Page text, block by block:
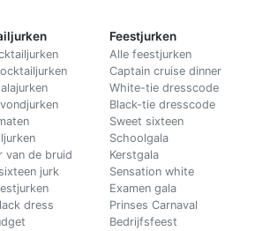
van de bruid
jurk
dress
Feestjurken
Alle feestjurken
Captain cruise dinner
White-tie dresscode
Black-tie dresscode
Sweet sixteen
Schoolgala
Kerstgala
Sensation white
Examen gala
Prinses Carnaval
Bedrijfsfeest